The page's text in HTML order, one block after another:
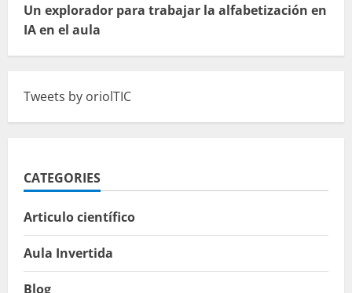
Un explorador para trabajar la alfabetización en
IA en el aula
Tweets by oriolTIC
CATEGORIES
Articulo científico
Aula Invertida
Blog